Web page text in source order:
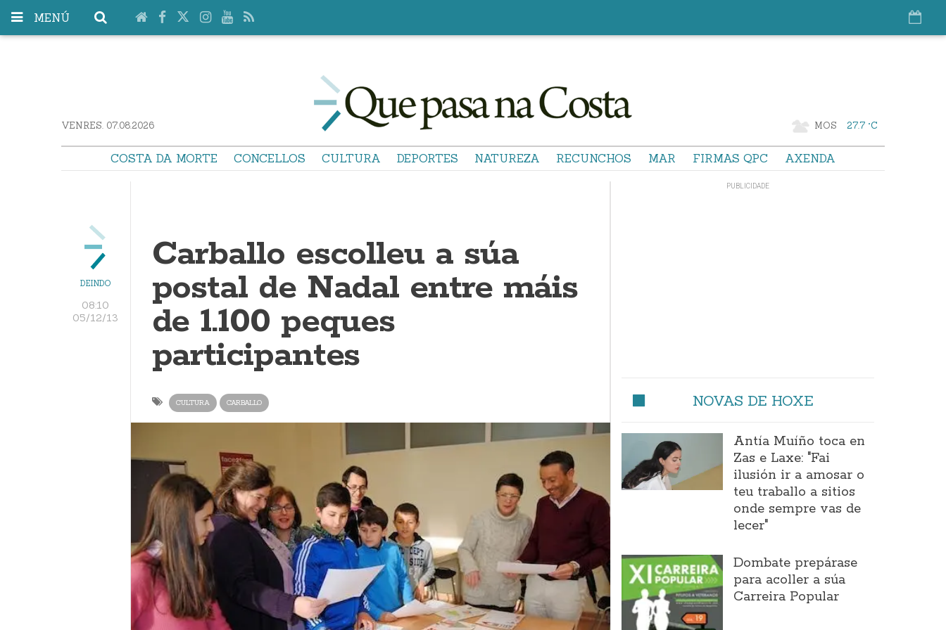
MENÚ
VENRES. 07.08.2026 MOS 27.7 °C
COSTA DA MORTE CONCELLOS CULTURA DEPORTES NATUREZA RECUNCHOS MAR FIRMAS QPC AXENDA
DEINDO
08:10
05/12/13
Carballo escolleu a súa
postal de Nadal entre máis
de 1.100 peques
participantes
CULTURA CARBALLO NOVAS DE HOXE
Antía Muíño toca en
Zas e Laxe: "Fai
ilusión ir a amosar o
teu traballo a sitios
onde sempre vas de
lecer"
Dombate prepárase
para acoller a súa
Carreira Popular